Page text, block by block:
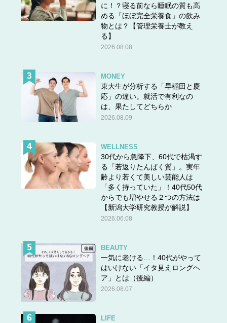
に！？寝る前なら睡眠の質も高
める「ほぼ完全栄養食」の飲み
物とは？【管理栄養士が教え
る】
2026.08.08
MONEY
東大生が分析する「早稲田と慶
応」の違い。就活で有利なの
は、果たしてどちらか
2026.08.09
WELLNESS
30代から急降下、60代で枯渇す
る「若返りたんぱく質」。実年
齢より若くて美しい芸能人は
「多く持っていた」！40代50代
からでも増やせる２つの方法は
【新潟大学研究教授が解説】
2026.06.08
BEAUTY
一気に老ける…！40代がやって
はいけない「イタ見えロングヘ
ア」とは（後編）
2026.08.07
LIFE